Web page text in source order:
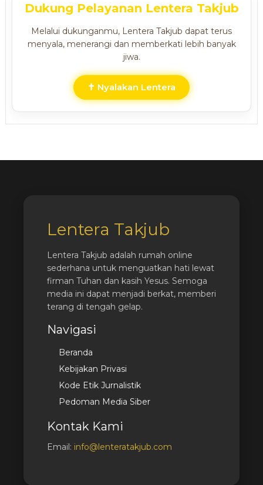
Dukung Pelayanan Lentera Takjub
Melalui dukunganmu, Lentera Takjub dapat terus
menyala, menerangi dan memberkati lebih banyak
jiwa.
✝ Nyalakan Lentera
Lentera Takjub
Lentera Takjub adalah rumah online
sederhana untuk menguatkan hati lewat
firman Tuhan dan kasih Yesus. Semoga
media ini dapat menjadi berkat, memberi
terang di tengah gelap.
Navigasi
Beranda
Kebijakan Privasi
Kode Etik Jurnalistik
Pedoman Media Siber
Kontak Kami
Email: info@lenteratakjub.com